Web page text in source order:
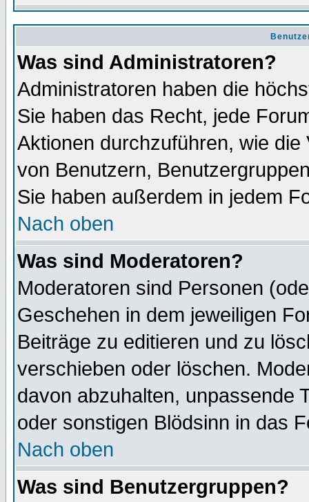
Was sind Administratoren?
Administratoren haben die
Sie haben das Recht, jede
Aktionen durchzuführen, wie
von Benutzern,
Sie haben außerdem in jedem
Nach oben
Was sind Moderatoren?
Moderatoren sind Personen
Geschehen in dem jeweiligen
Beiträge zu editieren und zu
verschieben oder löschen.
davon abzuhalten, unpassende
oder sonstigen Blödsinn in das
Nach oben
Was sind Benutzergruppen?